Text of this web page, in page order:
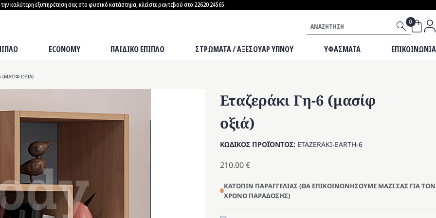
την καλύτερη εξυπηρέτηση σας στο φυσικό κατάστημα, κλείστε ραντεβού στο 22620 24565.
ΑναζήτησηΜΙΚΡΟΕΠΙΠΛΑ
ECONOMY ΠΑΙΔΙΚΟ ΕΠΙΠΛΟ
ΒΡΕΦΙΚΟ ΕΠΙΠΛΟ
ΣΤΡΩΜΑΤΑ / ΑΞΕΣΟΥΑΡ ΥΠΝΟΥ
ΜΑΞΙΛΑΡΙΑ
ΥΦΑΣΜΑΤΑ ΕΠΙΚΟΙΝΩΝΙΑ
(ΜΑΣΙΦ ΟΞΙΑ)
Εταζεράκι Γη-6 (μασίφ
οξιά)
ΚΩΔΙΚΟΣ ΠΡΟΪΟΝΤΟΣ: ETAZERAKI-EARTH-6
210.00€
ΚΑΤΟΠΙΝ ΠΑΡΑΓΓΕΛΙΑΣ (ΘΑ ΕΠΙΚΟΙΝΩΝΗΣΟΥΜΕ ΜΑΖΙ ΣΑΣ ΓΙΑ ΤΟΝ
ΧΡΟΝΟ ΠΑΡΑΔΟΣΗΣ)